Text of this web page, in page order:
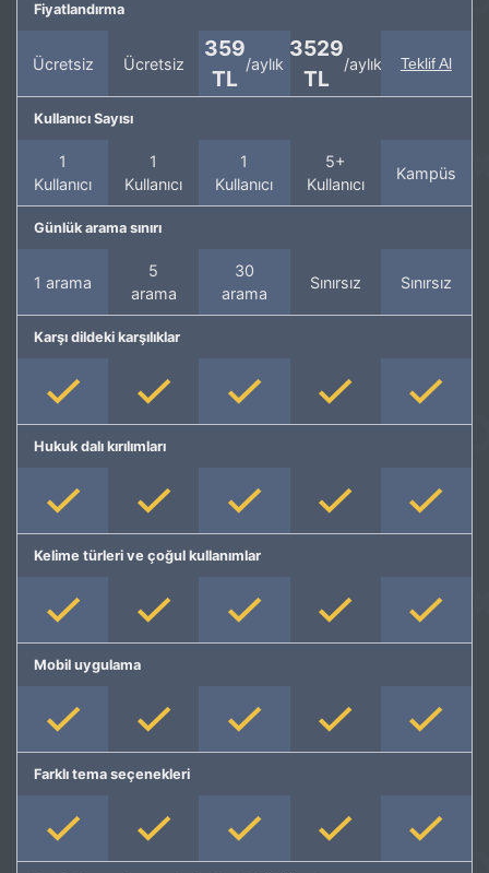
Fiyatlandırma
Ücretsiz Ücretsiz
359
TL
/aylık
3529
TL
/aylık Teklif Al
Kullanıcı Sayısı
1
Kullanıcı
1
Kullanıcı
1
Kullanıcı
5+
Kullanıcı
Kampüs
Günlük arama sınırı
1 arama
5
arama
30
arama
Sınırsız Sınırsız
Karşı dildeki karşılıklar
Hukuk dalı kırılımları
Kelime türleri ve çoğul kullanımlar
Mobil uygulama
Farklı tema seçenekleri